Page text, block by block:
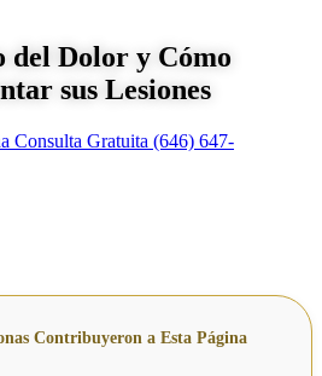
del Dolor y Cómo
sus Lesiones
Consulta Gratuita (646) 647-
Contribuyeron a Esta Página